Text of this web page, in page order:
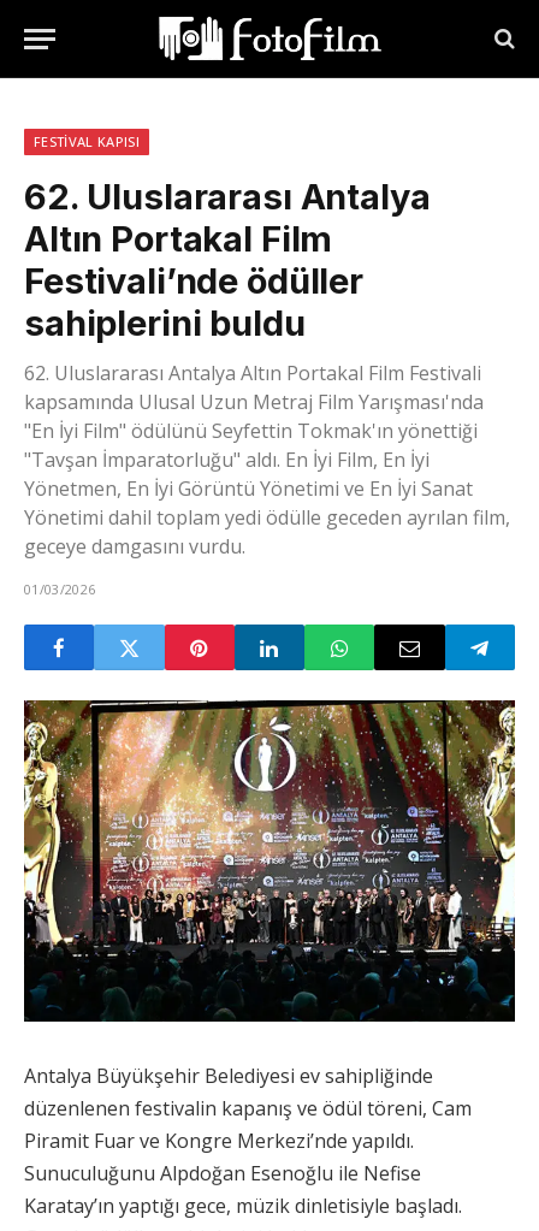
FESTIVAL KAPISI
62. Uluslararası Antalya
Altın Portakal Film
Festivali’nde ödüller
sahiplerini buldu
62. Uluslararası Antalya Altın Portakal Film Festivali
kapsamında Ulusal Uzun Metraj Film Yarışması'nda
"En İyi Film" ödülünü Seyfettin Tokmak'ın yönettiği
"Tavşan İmparatorluğu" aldı. En İyi Film, En İyi
Yönetmen, En İyi Görüntü Yönetimi ve En İyi Sanat
Yönetimi dahil toplam yedi ödülle geceden ayrılan film,
geceye damgasını vurdu.
01/03/2026
Antalya Büyükşehir Belediyesi ev sahipliğinde
düzenlenen festivalin kapanış ve ödül töreni, Cam
Piramit Fuar ve Kongre Merkezi’nde yapıldı.
Sunuculuğunu Alpdoğan Esenoğlu ile Nefise
Karatay’ın yaptığı gece, müzik dinletisiyle başladı.